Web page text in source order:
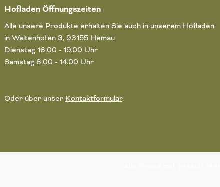
Hofladen Öffnungszeiten
Alle unsere Produkte erhalten Sie auch in unserem Hofladen
in Waltenhofen 3, 93155 Hemau
Dienstag 16.00 - 19.00 Uhr
Samstag 8.00 - 14.00 Uhr
Oder über unser Kontaktformular.